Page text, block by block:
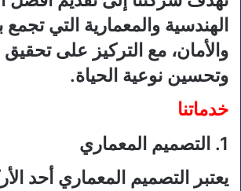
الهندسية والمعمارية التي تجمع
والأمان، مع التركيز على
وتحسين نوعية الحياة.
خدماتنا
1. التصميم المعماري
يعتبر التصميم المعماري أحد